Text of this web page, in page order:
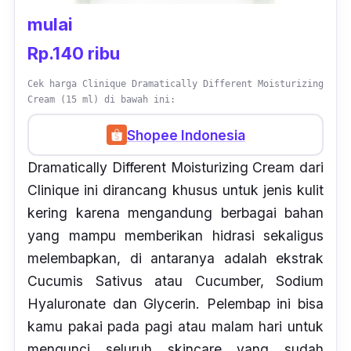
mulai
Rp.140 ribu
Cek harga Clinique Dramatically Different Moisturizing
Cream (15 ml) di bawah ini:
Shopee Indonesia
Dramatically Different Moisturizing Cream dari
Clinique ini dirancang khusus untuk jenis kulit
kering karena mengandung berbagai bahan
yang mampu memberikan hidrasi sekaligus
melembapkan, di antaranya adalah ekstrak
Cucumis Sativus atau Cucumber,
Sodium
Hyaluronate dan Glycerin.
Pelembap ini bisa
kamu pakai pada pagi atau malam hari untuk